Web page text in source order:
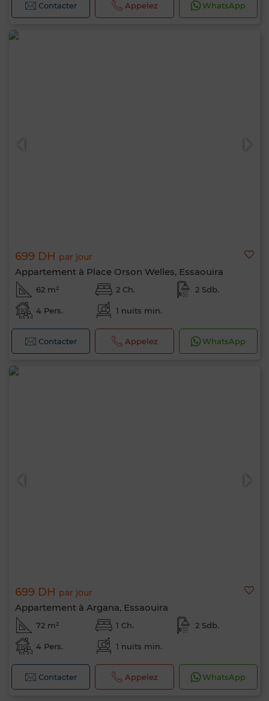
Contacter Appelez WhatsApp
699 DH par jour
Appartement à Place Orson Welles, Essaouira
62 m² 2 Ch. 2 Sdb.
4 Pers. 1 nuits min.
Contacter Appelez WhatsApp
699 DH par jour
Appartement à Argana, Essaouira
72 m² 1 Ch. 2 Sdb.
4 Pers. 1 nuits min.
Contacter Appelez WhatsApp